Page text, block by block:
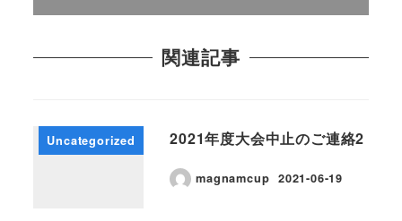
関連記事
Uncategorized 2021年度大会中止のご連絡2
magnamcup 2021-06-19